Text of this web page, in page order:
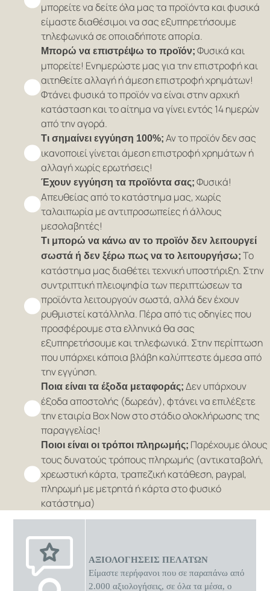
μπορείτε να δείτε όλα μας τα προϊόντα και φυσικά
είμαστε διαθέσιμοι να σας εξυπηρετήσουμε
τηλεφωνικά σε οποιαδήποτε απορία.
Μπορώ να επιστρέψω το προϊόν; Φυσικά και
μπορείτε! Ενημερώστε μας για την επιστροφή και
αιτηθείτε αλλαγή ή άμεση επιστροφή χρημάτων!
Φτάνει φυσικά το προϊόν να είναι στην αρχική
κατάσταση και το αίτημα να γίνει εντός 14 ημερών
από την αγορά.
Τι σημαίνει εγγύηση 100%; Αν το προϊόν δεν σας
ικανοποιεί γίνεται άμεση επιστροφή χρημάτων ή
αλλαγή χωρίς ερωτήσεις!
Έχουν εγγύηση τα προϊόντα σας; Φυσικά!
Απευθείας από το κατάστημα μας, χωρίς
ταλαιπωρία με αντιπροσωπείες ή άλλους
μεσολαβητές!
Τι μπορώ να κάνω αν το προϊόν δεν λειτουργεί
σωστά ή δεν ξέρω πως να το λειτουργήσω; Το
κατάστημα μας διαθέτει τεχνική υποστήριξη. Στην
συντριπτική πλειοψηφία των περιπτώσεων τα
προϊόντα λειτουργούν σωστά, αλλά δεν έχουν
ρυθμιστεί κατάλληλα. Πέρα από τις οδηγίες που
προσφέρουμε στα ελληνικά θα σας
εξυπηρετήσουμε και τηλεφωνικά. Στην περίπτωση
που υπάρχει κάποια βλάβη καλύπτεστε άμεσα από
την εγγύηση.
Ποια είναι τα έξοδα μεταφοράς; Δεν υπάρχουν
έξοδα αποστολής (δωρεάν), φτάνει να επιλέξετε
την εταιρία Box Now στο στάδιο ολοκλήρωσης της
παραγγελίας!
Ποιοι είναι οι τρόποι πληρωμής; Παρέχουμε όλους
τους δυνατούς τρόπους πληρωμής (αντικαταβολή,
χρεωστική κάρτα, τραπεζική κατάθεση, paypal,
πληρωμή με μετρητά ή κάρτα στο φυσικό
κατάστημα)
ΑΞΙΟΛΟΓΗΣΕΙΣ ΠΕΛΑΤΩΝ
Είμαστε περήφανοι που σε παραπάνω από
2.000 αξιολογήσεις, σε όλα τα μέσα, ο